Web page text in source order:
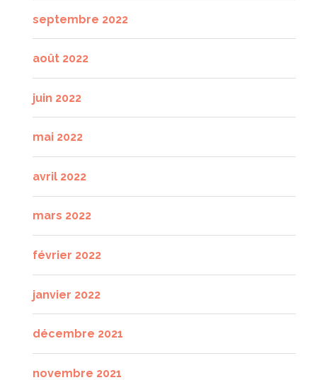
septembre 2022
août 2022
juin 2022
mai 2022
avril 2022
mars 2022
février 2022
janvier 2022
décembre 2021
novembre 2021